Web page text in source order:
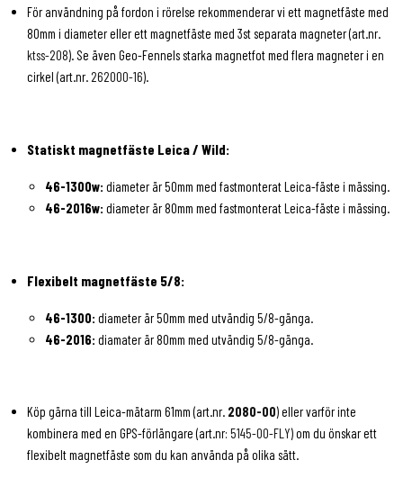
För användning på fordon i rörelse rekommenderar vi ett magnetfäste med
80mm i diameter eller ett magnetfäste med 3st separata magneter (art.nr.
ktss-208). Se även Geo-Fennels starka magnetfot med flera magneter i en
cirkel (art.nr. 262000-16).
Statiskt magnetfäste Leica / Wild:
46-1300w: diameter är 50mm med fastmonterat Leica-fäste i mässing.
46-2016w: diameter är 80mm med fastmonterat Leica-fäste i mässing.
Flexibelt magnetfäste 5/8:
46-1300: diameter är 50mm med utvändig 5/8-gänga.
46-2016: diamater är 80mm med utvändig 5/8-gänga.
Köp gärna till Leica-mätarm 61mm (art.nr. 2080-00) eller varför inte
kombinera med en GPS-förlängare (art.nr: 5145-00-FLY) om du önskar ett
flexibelt magnetfäste som du kan använda på olika sätt.